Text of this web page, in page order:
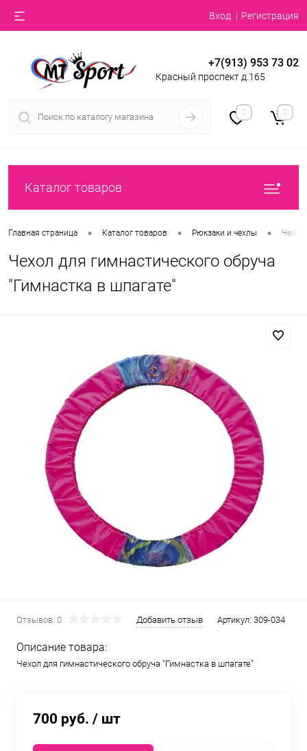
Вход Регистрация
+7(913) 953 73 02
Красный проспект д.165
0 0
Каталог товаров
Главная страница • Каталог товаров • Рюкзаки и чехлы •
Чехол для гимнастического обруча
"Гимнастка в шпагате"
Отзывов: 0 Добавить отзыв Артикул: 309-034
Описание товара:
Чехол для гимнастического обруча "Гимнастка в шпагате"
700 руб. / шт